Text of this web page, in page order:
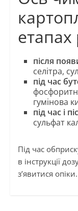
етапах
після
селітра,
під час
гумінова
під час і
сульфат
Під час
в інструкції
з’явитися опіки.